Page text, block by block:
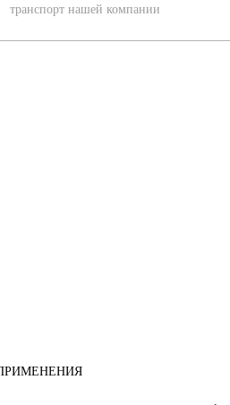
транспорт нашей компании